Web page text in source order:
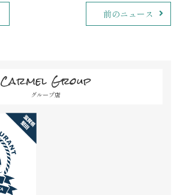
前のニュース
Carmel Group
グループ店